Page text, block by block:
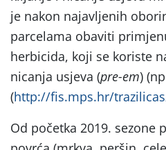
je nakon najavljenih
parcelama obaviti
herbicida, koji se koriste
nicanja usjeva (pre-em)
(http://fis.mps.hr/
Od početka 2019. sezone